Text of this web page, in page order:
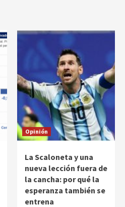
Opinión
La Scaloneta y una
nueva lección fuera de
la cancha: por qué la
esperanza también se
entrena